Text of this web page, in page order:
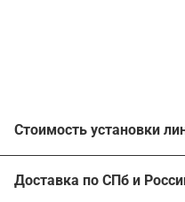
Стоимость установки
Расчитать стоимость
Доставка по СПб и